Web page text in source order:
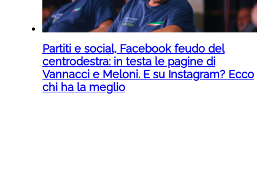
Partiti e social, Facebook feudo del
centrodestra: in testa le pagine di
Vannacci e Meloni. E su Instagram? Ecco
chi ha la meglio